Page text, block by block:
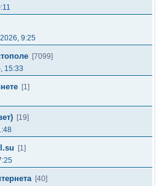
9:25
[7099]
15:33
[1]
[19]
[1]
[40]